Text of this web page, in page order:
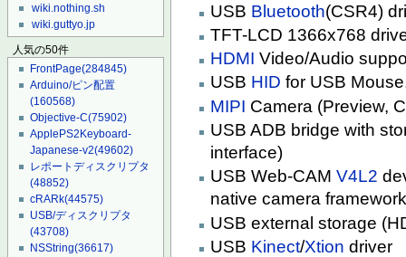
wiki.nothing.sh
wiki.guttyo.jp
人気の50件
FrontPage(284845)
Arduino/ピン配置
(160568)
Objective-C(75902)
ApplePS2Keyboard-
Japanese-v2(49602)
レポートディスクリプタ
(48852)
cRARk(44575)
USB/ディスクリプタ
(43708)
NSString(36617)
USB Bluetooth(CSR4)
TFT-LCD 1366x768
HDMI Video/Audio
USB HID for USB
MIPI Camera (Preview,
USB ADB bridge with
interface)
USB Web-CAMV4L2
native camera
USB external storage
USB Kinect/Xtion driver